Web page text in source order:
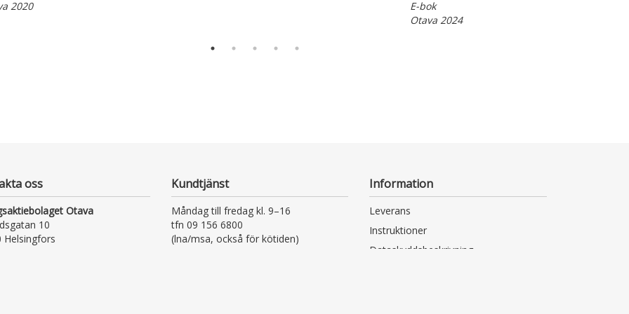
2020
E-bok
Otava 2024
oss
Otava
10
Helsingfors
Kundtjänst
Måndag till fredag kl. 9–16
tfn 09 156 6800
(lna/msa, också för kötiden)
Information
Leverans
Instruktioner
Dataskyddsbeskrivning